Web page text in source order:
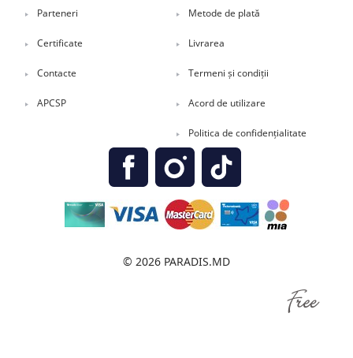
Parteneri
Certificate
Contacte
APCSP
Metode de plată
Livrarea
Termeni și condiții
Acord de utilizare
Politica de confidențialitate
© 2026 PARADIS.MD